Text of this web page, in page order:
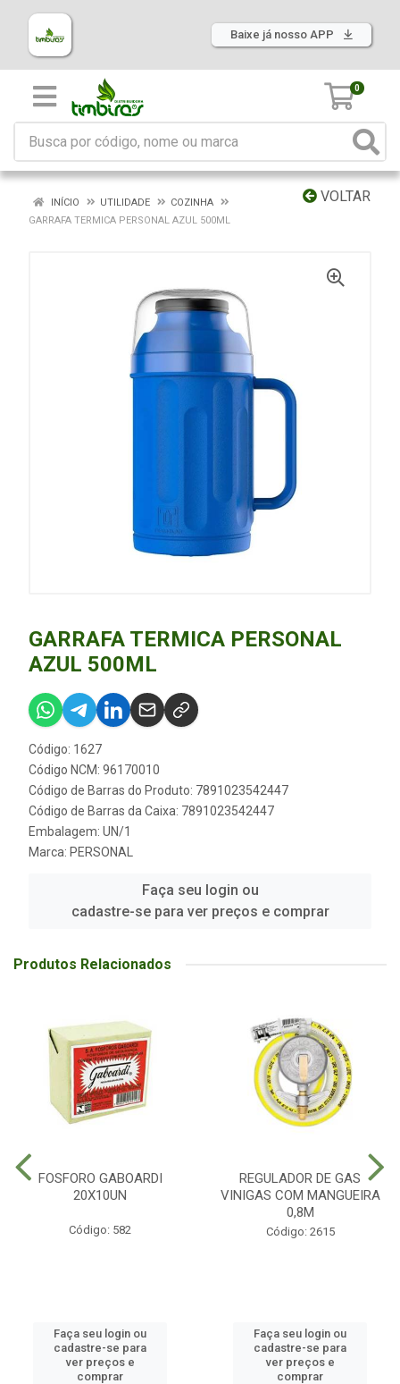
Baixe já nosso APP
0
VOLTAR
INÍCIO UTILIDADE
COZINHA
GARRAFA TERMICA PERSONAL AZUL 500ML
GARRAFA TERMICA PERSONAL
AZUL 500ML
Código: 1627
Código NCM: 96170010
Código de Barras do Produto: 7891023542447
Código de Barras da Caixa: 7891023542447
Embalagem: UN/1
Marca: PERSONAL
Faça seu login ou
cadastre-se para ver preços e comprar
Produtos Relacionados
FOSFORO GABOARDI
20X10UN
Código: 582
Faça seu login ou
cadastre-se para
ver preços e
comprar
REGULADOR DE GAS
VINIGAS COM MANGUEIRA
0,8M
Código: 2615
Faça seu login ou
cadastre-se para
ver preços e
comprar